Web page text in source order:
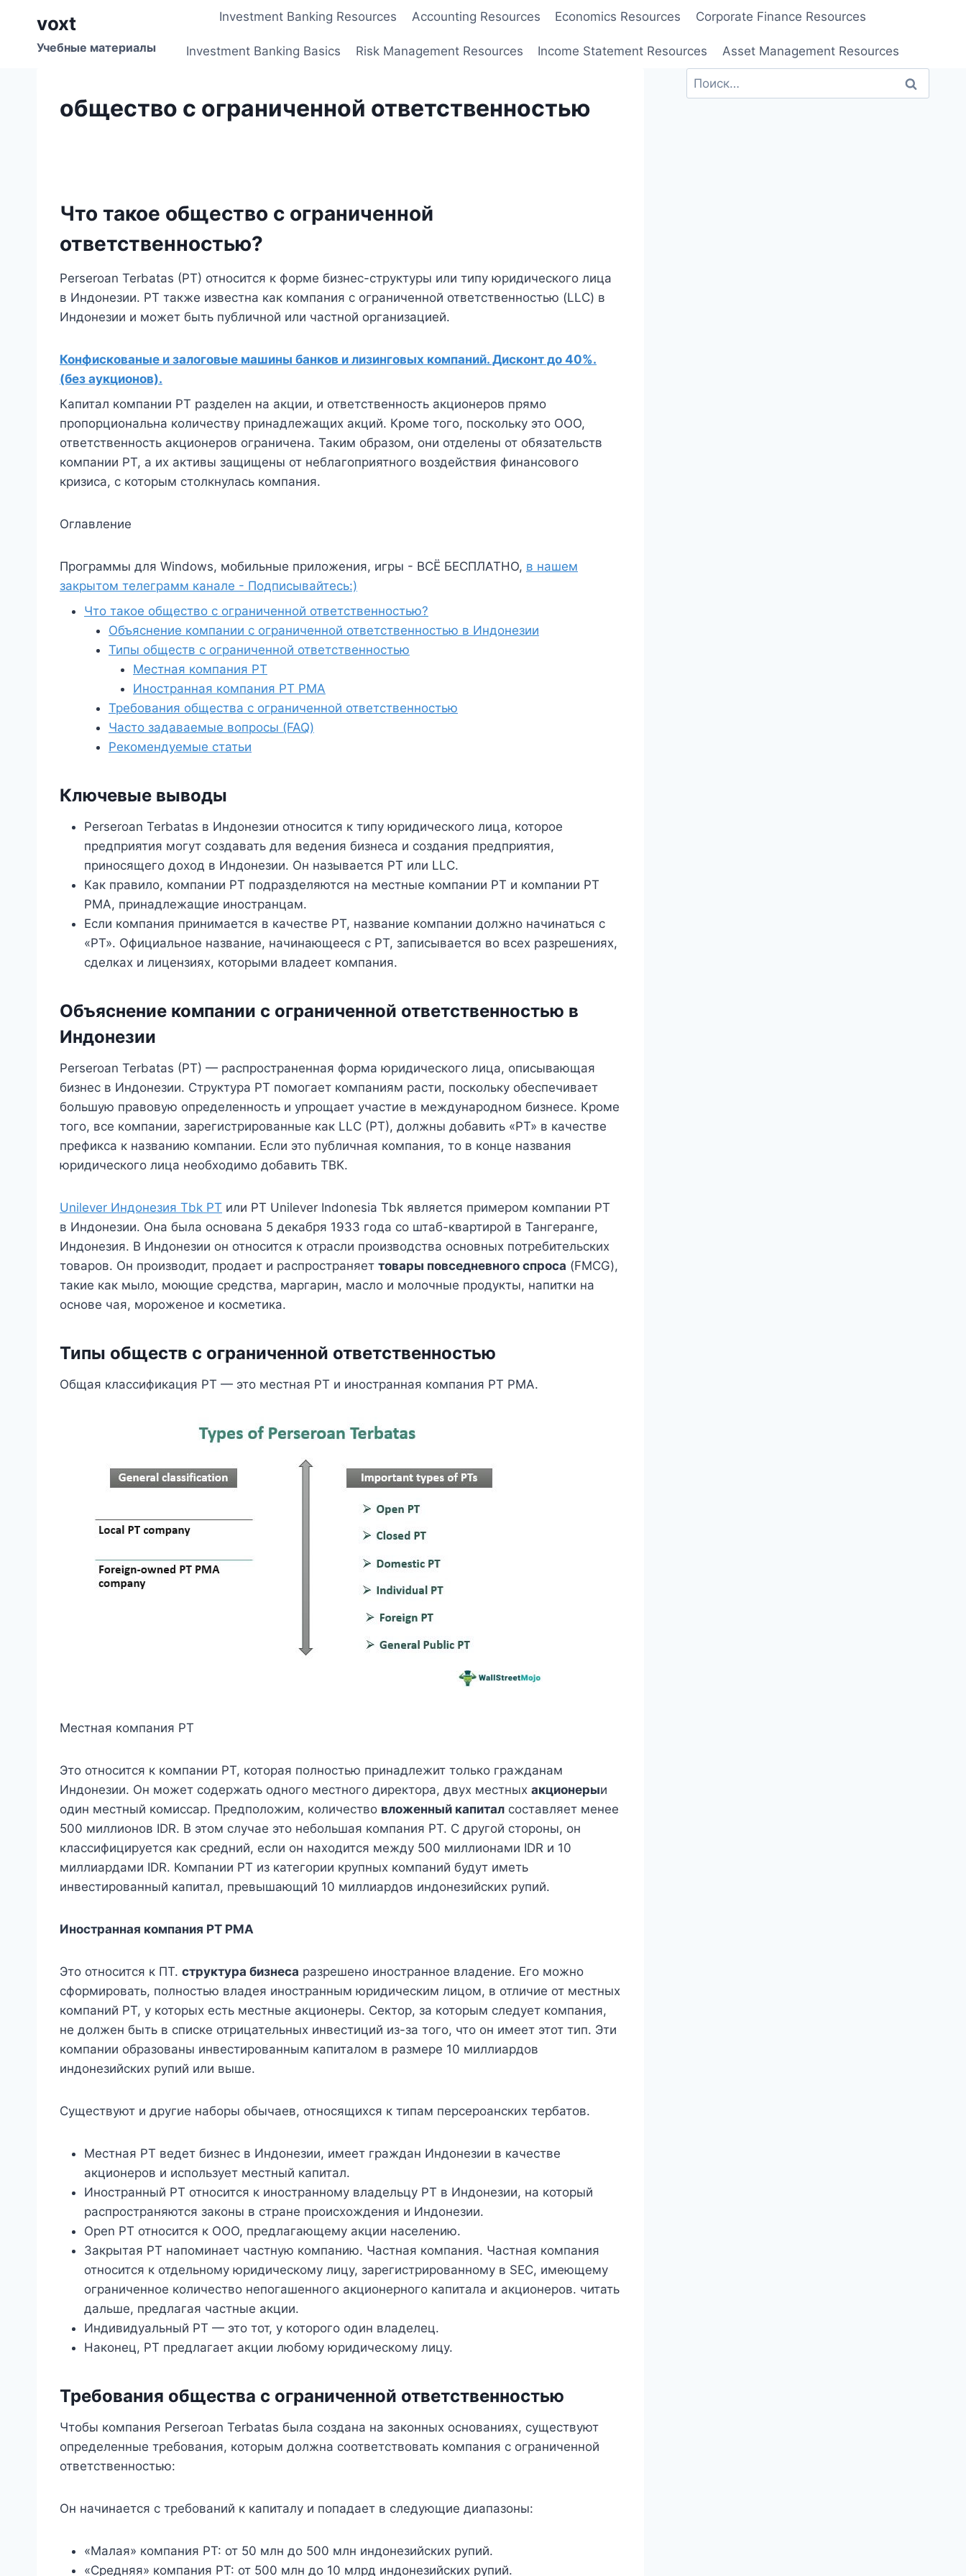
содержимому
voxt
Учебные материалы
Investment Banking Resources Accounting Resources Economics Resources Corporate Finance Resources
Investment Banking Basics Risk Management Resources Income Statement Resources Asset Management Resources
общество с ограниченной ответственностью
Что такое общество с ограниченной
ответственностью?
Perseroan Terbatas (PT) относится к форме бизнес-структуры или типу юридического лица
в Индонезии. PT также известна как компания с ограниченной ответственностью (LLC) в
Индонезии и может быть публичной или частной организацией.
Конфискованые и залоговые машины банков и лизинговых компаний. Дисконт до 40%.
(без аукционов).
Капитал компании PT разделен на акции, и ответственность акционеров прямо
пропорциональна количеству принадлежащих акций. Кроме того, поскольку это ООО,
ответственность акционеров ограничена. Таким образом, они отделены от обязательств
компании PT, а их активы защищены от неблагоприятного воздействия финансового
кризиса, с которым столкнулась компания.
Оглавление
Программы для Windows, мобильные приложения, игры - ВСЁ БЕСПЛАТНО, в нашем
закрытом телеграмм канале - Подписывайтесь:)
Что такое общество с ограниченной ответственностью?
Объяснение компании с ограниченной ответственностью в Индонезии
Типы обществ с ограниченной ответственностью
Местная компания PT
Иностранная компания PT PMA
Требования общества с ограниченной ответственностью
Часто задаваемые вопросы (FAQ)
Рекомендуемые статьи
Ключевые выводы
Perseroan Terbatas в Индонезии относится к типу юридического лица, которое
предприятия могут создавать для ведения бизнеса и создания предприятия,
приносящего доход в Индонезии. Он называется PT или LLC.
Как правило, компании PT подразделяются на местные компании PT и компании PT
PMA, принадлежащие иностранцам.
Если компания принимается в качестве PT, название компании должно начинаться с
«PT». Официальное название, начинающееся с PT, записывается во всех разрешениях,
сделках и лицензиях, которыми владеет компания.
Объяснение компании с ограниченной ответственностью в
Индонезии
Perseroan Terbatas (PT) — распространенная форма юридического лица, описывающая
бизнес в Индонезии. Структура PT помогает компаниям расти, поскольку обеспечивает
большую правовую определенность и упрощает участие в международном бизнесе. Кроме
того, все компании, зарегистрированные как LLC (PT), должны добавить «PT» в качестве
префикса к названию компании. Если это публичная компания, то в конце названия
юридического лица необходимо добавить TBK.
Unilever Индонезия Tbk PT или PT Unilever Indonesia Tbk является примером компании PT
в Индонезии. Она была основана 5 декабря 1933 года со штаб-квартирой в Тангеранге,
Индонезия. В Индонезии он относится к отрасли производства основных потребительских
товаров. Он производит, продает и распространяет товары повседневного спроса (FMCG),
такие как мыло, моющие средства, маргарин, масло и молочные продукты, напитки на
основе чая, мороженое и косметика.
Типы обществ с ограниченной ответственностью
Общая классификация PT — это местная PT и иностранная компания PT PMA.
Местная компания PT
Это относится к компании PT, которая полностью принадлежит только гражданам
Индонезии. Он может содержать одного местного директора, двух местных акционерыи
один местный комиссар. Предположим, количество вложенный капитал составляет менее
500 миллионов IDR. В этом случае это небольшая компания PT. С другой стороны, он
классифицируется как средний, если он находится между 500 миллионами IDR и 10
миллиардами IDR. Компании PT из категории крупных компаний будут иметь
инвестированный капитал, превышающий 10 миллиардов индонезийских рупий.
Иностранная компания PT PMA
Это относится к ПТ. структура бизнеса разрешено иностранное владение. Его можно
сформировать, полностью владея иностранным юридическим лицом, в отличие от местных
компаний PT, у которых есть местные акционеры. Сектор, за которым следует компания,
не должен быть в списке отрицательных инвестиций из-за того, что он имеет этот тип. Эти
компании образованы инвестированным капиталом в размере 10 миллиардов
индонезийских рупий или выше.
Существуют и другие наборы обычаев, относящихся к типам персероанских тербатов.
Местная PT ведет бизнес в Индонезии, имеет граждан Индонезии в качестве
акционеров и использует местный капитал.
Иностранный PT относится к иностранному владельцу PT в Индонезии, на который
распространяются законы в стране происхождения и Индонезии.
Open PT относится к ООО, предлагающему акции населению.
Закрытая PT напоминает частную компанию. Частная компания. Частная компания
относится к отдельному юридическому лицу, зарегистрированному в SEC, имеющему
ограниченное количество непогашенного акционерного капитала и акционеров. читать
дальше, предлагая частные акции.
Индивидуальный PT — это тот, у которого один владелец.
Наконец, PT предлагает акции любому юридическому лицу.
Требования общества с ограниченной ответственностью
Чтобы компания Perseroan Terbatas была создана на законных основаниях, существуют
определенные требования, которым должна соответствовать компания с ограниченной
ответственностью:
Он начинается с требований к капиталу и попадает в следующие диапазоны:
«Малая» компания PT: от 50 млн до 500 млн индонезийских рупий.
«Средняя» компания PT: от 500 млн до 10 млрд индонезийских рупий.
Найти: